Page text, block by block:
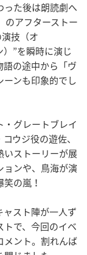
た後は朗読劇へ
のアフターストー
技（オ
”を瞬時に演じ
の途中から「ヴ
ンも印象的でし
グレートブレイ
ウジ役の遊佐、
いストーリーが展
ョンや、鳥海が演
の嵐！
スト陣が一人ず
で、今回のイベ
メント。割れんば